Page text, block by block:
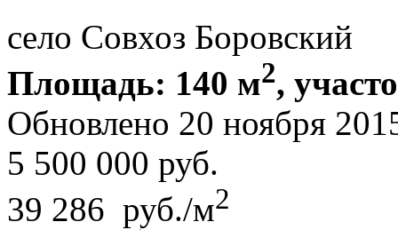
село Совхоз Боровский
Площадь: 140 м2,
Обновлено 20 ноября
5 500 000 руб.
39 286 руб./м2